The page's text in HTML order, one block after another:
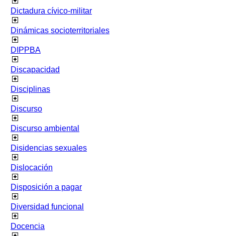
Dictadura cívico-militar
Dinámicas socioterritoriales
DIPPBA
Discapacidad
Disciplinas
Discurso
Discurso ambiental
Disidencias sexuales
Dislocación
Disposición a pagar
Diversidad funcional
Docencia